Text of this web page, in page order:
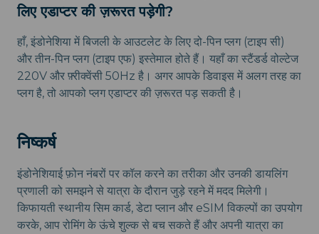
लिए एडाप्टर की ज़रूरत पड़ेगी?
हाँ, इंडोनेशिया में बिजली के आउटलेट के लिए दो-पिन प्लग (टाइप सी)
और तीन-पिन प्लग (टाइप एफ) इस्तेमाल होते हैं। यहाँ का स्टैंडर्ड वोल्टेज
220V और फ़्रीक्वेंसी 50Hz है। अगर आपके डिवाइस में अलग तरह का
प्लग है, तो आपको प्लग एडाप्टर की ज़रूरत पड़ सकती है।
निष्कर्ष
इंडोनेशियाई फ़ोन नंबरों पर कॉल करने का तरीका और उनकी डायलिंग
प्रणाली को समझने से यात्रा के दौरान जुड़े रहने में मदद मिलेगी।
किफायती स्थानीय सिम कार्ड, डेटा प्लान और eSIM विकल्पों का उपयोग
करके, आप रोमिंग के ऊंचे शुल्क से बच सकते हैं और अपनी यात्रा का